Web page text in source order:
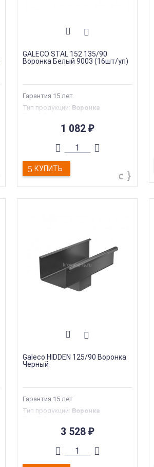
GALECO STAL 152 135/90
Воронка Белый 9003 (16шт/уп)
Гарантия 15 лет
Тип продукции: Воронка
Страна производства:
35 лет
1 082₽
КУПИТЬ
Galeco HIDDEN 125/90 Воронка
Черный
Гарантия 15 лет
Тип продукции: Воронка
Страна производства:
10 лет
3 528₽